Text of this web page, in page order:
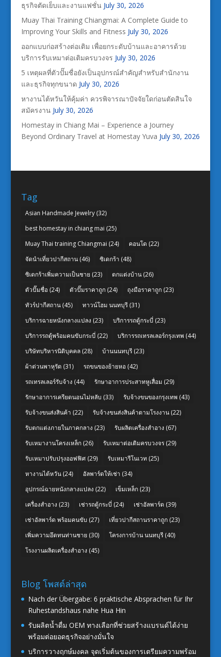
ธุรกิจตัดเย็บและงานแฟชั่น July 30, 2026
Muay Thai Training Chiangmai: A Complete Guide to
Improving Your Skills and Fitness July 30, 2026
ออกแบบก่อสร้างต่อเติม เพื่อยกระดับบ้านและอาคารด้วย
บริการรับเหมาต่อเติมครบวงจร July 30, 2026
5 เหตุผลที่ตัวปั๊มชื่อยังเป็นอุปกรณ์สำคัญสำหรับสำนักงาน
และธุรกิจทุกขนาด July 30, 2026
หางานไต้หวันให้คุ้มค่า ควรพิจารณาปัจจัยใดก่อนตัดสินใจ
สมัครงาน July 30, 2026
Homestay in Chiang Mai – Experience a Journey
Beyond Ordinary Travel at Homestay Yuva July 30, 2026
Tag
Asian Handmade Jewelry(32)
best homestay in chiang mai (25)
Muay Thai training Chiangmai (24) คอนโด (22)
จัดนำเที่ยวปากีสถาน(46) ซิเดกร้า (48)
ซิเดกร้าเพิ่มความเป็นชาย (23) ตกแต่งบ้าน(26)
ตัวปั๊มชื่อ(24) ตัวปั๊มราคาถูก(24) ถุงมือราคาถูก(23)
ทัวร์ปากีสถาน(45) ทาวน์โฮม นนทบุรี(31)
บริการฉายหนังกลางแปลง (23) บริการรถตู้กระบี่ (23)
บริการรถตู้พร้อมคนขับกระบี่ (22) บริการรถเทรลเลอร์กรุงเทพ (44)
บริษัทบริหารนิติบุคคล(28) บ้านนนทบุรี(23)
ผ้าต่วนพาหุรัด (31) รถขนของย้ายหอ(42)
รถเทรลเลอร์รับจ้าง (44) รักษาอาการประสาทหูเสื่อม (29)
รักษาอาการเครียดนอนไม่หลับ (33) รับจ้างขนของกรุงเทพ (43)
รับจ้างขนส่งสินค้า (22) รับจ้างขนส่งสินค้าตามโรงงาน(22)
รับตกแต่งภายในภาคกลาง (23) รับผลิตเครื่องสำอาง (67)
รับเหมางานโครงเหล็ก(26) รับเหมาต่อเติมครบวงจร(29)
รับเหมาปรับปรุงออฟฟิศ(29) รับเหมารีโนเวท (25)
หางานไต้หวัน(24) อัลพาร์ดให้เช่า (34)
อุปกรณ์ฉายหนังกลางแปลง (22) เข็มเหล็ก(23)
เครื่องสำอาง (23) เช่ารถตู้กระบี่ (24) เช่าอัลพาร์ด (39)
เช่าอัลพาร์ด พร้อมคนขับ (27) เที่ยวปากีสถานราคาถูก(23)
เพิ่มความอึดทนท่านชาย (30) โครงการบ้าน นนทบุรี(40)
โรงงานผลิตเครื่องสำอาง (45)
Blog โพสต์ล่าสุด
Nach der Übergabe: 6 praktische Absprachen für Ihr
Ruhestandshaus nahe Hua Hin
รับผลิตน้ำดื่ม OEM ทางเลือกที่ช่วยสร้างแบรนด์ได้ง่าย
พร้อมต่อยอดธุรกิจอย่างมั่นใจ
บริการวางฤกษ์มงคล จุดเริ่มต้นของการเตรียมความพร้อม